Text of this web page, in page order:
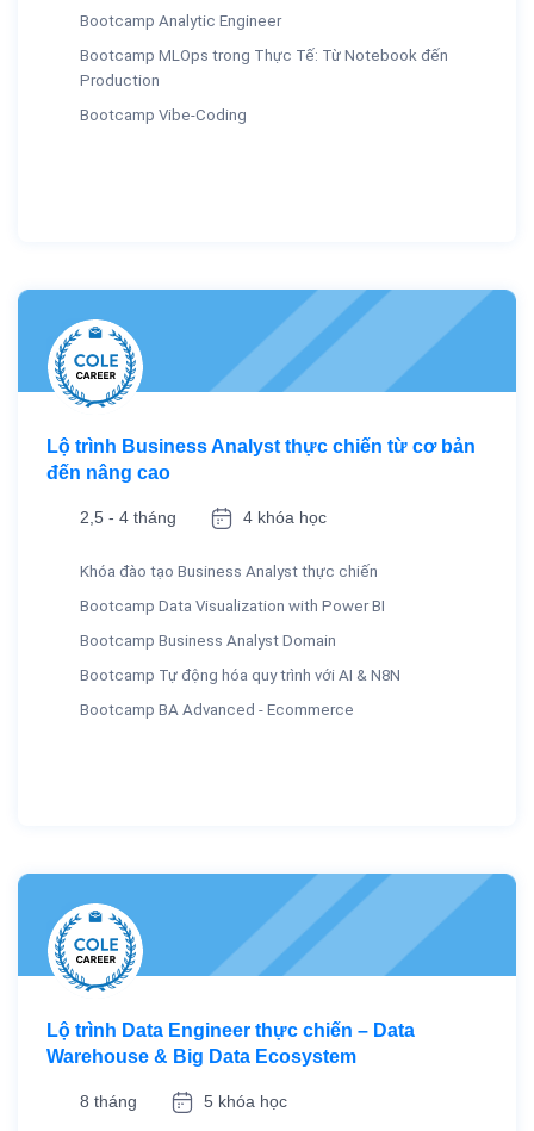
Bootcamp Analytic Engineer
Bootcamp MLOps trong Thực Tế: Từ Notebook đến
Production
Bootcamp Vibe-Coding
Lộ trình Business Analyst thực chiến từ cơ bản
đến nâng cao
2,5 - 4 tháng 4 khóa học
Khóa đào tạo Business Analyst thực chiến
Bootcamp Data Visualization with Power BI
Bootcamp Business Analyst Domain
Bootcamp Tự động hóa quy trình với AI & N8N
Bootcamp BA Advanced - Ecommerce
Lộ trình Data Engineer thực chiến – Data
Warehouse & Big Data Ecosystem
8 tháng 5 khóa học